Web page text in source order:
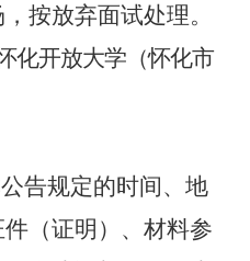
按放弃面试处理。
化开放大学（怀化市
告规定的时间、地
（证明）、材料参